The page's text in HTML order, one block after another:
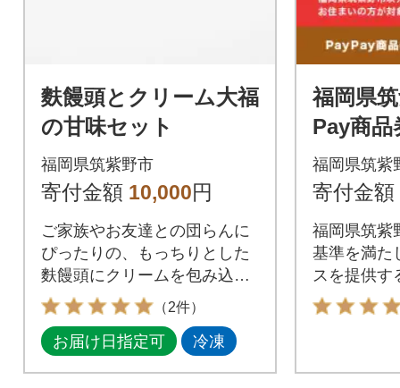
麩饅頭とクリーム大福
の甘味セット
福岡県筑紫野市
寄付金額 10,000円
ご家族やお友達との団らんに
ぴったりの、もっちりとした
麩饅頭にクリームを包み込ん
だ大福のセットです。こだわ
りのお菓子をお楽しみくださ
い。
（2件）
お届け日指定可 冷凍
福岡県
Pay商品
分)※地
加盟店
福岡県筑紫
寄付金額
福岡県筑紫
基準を満た
スを提供す
のお支払い
ます。福岡